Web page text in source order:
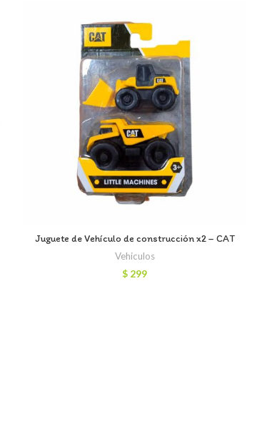
Juguete de Vehículo de construcción x2 – CAT
Vehiculos
$ 299